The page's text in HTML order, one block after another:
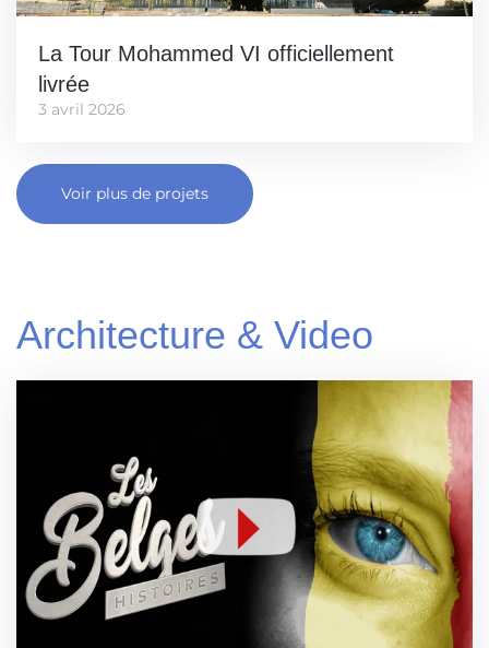
La Tour Mohammed VI officiellement
livrée
3 avril 2026
Voir plus de projets
Architecture & Video